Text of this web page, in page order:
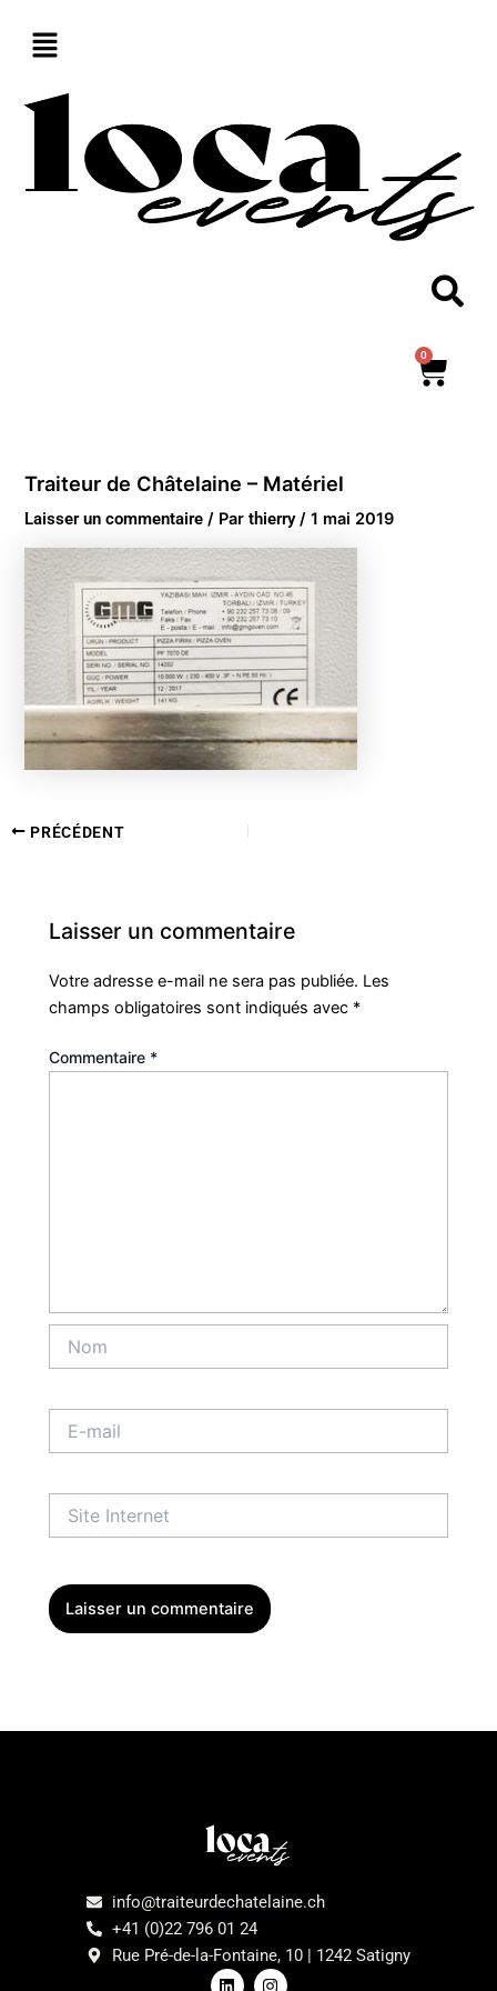
0
Traiteur de Châtelaine – Matériel
Laisser un commentaire / Parthierry/1 mai 2019
PRÉCÉDENT
Laisser un commentaire
Votre adresse e-mail ne sera pas publiée. Les
champs obligatoires sont indiqués avec *
Commentaire *
mail
Internet
info@traiteurdechatelaine.ch
+41 (0)22 796 01 24
Rue Pré-de-la-Fontaine, 10 | 1242 Satigny
L
I